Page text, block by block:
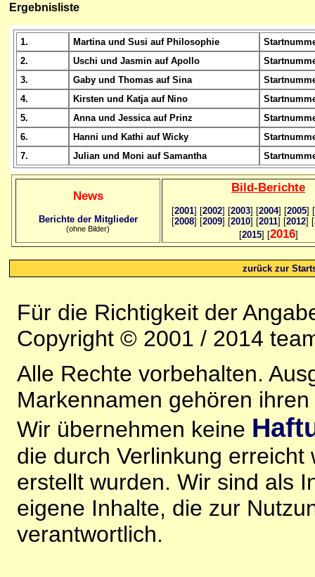
Ergebnisliste
1. Martina und Susi auf Philosophie
2.
Uschi und Jasmin auf Apollo
3.
Gaby und Thomas auf Sina
4.
Kirsten und Katja auf Nino
5.
Anna und Jessica auf Prinz
6.
Hanni und Kathi auf Wicky
7.
Julian und Moni auf Samantha
News
Berichte der Mitglieder
(ohne Bilder)
Bild-Berichte
[2001] [2002] [2003] [2004] [2005] [
[2008] [2009] [2010] [2011] [2012] [
[2015] [2016]
zurück zur
Für die Richtigkeit der
Copyright © 2001 / 2014
Alle Rechte vorbehalten.
Markennamen gehören
Wir übernehmen keine
die durch Verlinkung
erstellt wurden. Wir sind als
eigene Inhalte, die zur
verantwortlich.